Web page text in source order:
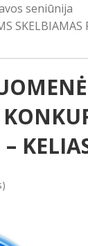
seniūnija
SKELBIAMAS